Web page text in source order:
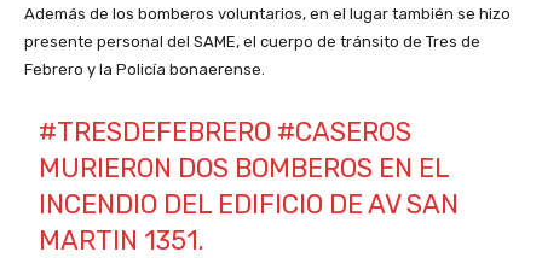
Además de los bomberos voluntarios, en el lugar también se hizo
presente personal del SAME, el cuerpo de tránsito de Tres de
Febrero y la Policía bonaerense.
#TRESDEFEBRERO #CASEROS
MURIERON DOS BOMBEROS EN EL
INCENDIO DEL EDIFICIO DE AV SAN
MARTIN 1351.